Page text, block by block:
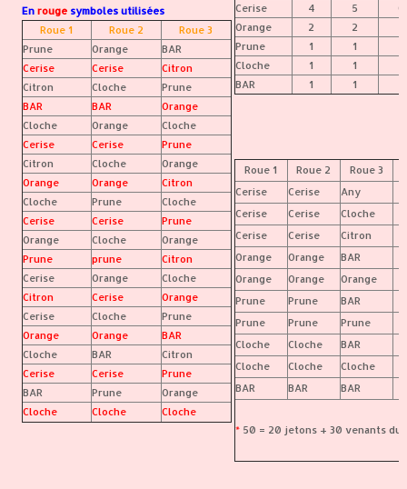
En rouge symboles utilisées
Roue 1
Roue 2
Roue 3
Prune
Orange
BAR
Cerise
Cerise
Citron
Citron
Cloche
Prune
BAR
BAR
Orange
Cloche
Orange
Cloche
Cerise
Cerise
Prune
Citron
Cloche
Orange
Orange
Orange
Citron
Cloche
Prune
Cloche
Cerise
Cerise
Prune
Orange
Cloche
Orange
Prune
prune
Citron
Cerise
Orange
Cloche
Citron
Cerise
Orange
Cerise
Cloche
Prune
Orange
Orange
BAR
Cloche
BAR
Citron
Cerise
Cerise
Prune
BAR
Prune
Orange
Cloche
Cloche Cloche
Cerise
4 5
0
Orange
2 2
Prune
1 1
Cloche
1 1
BAR
1 1
Roue 1
Roue 2
Roue 3
Cerise
Cerise Any
Cerise
Cerise Cloche
Cerise
Cerise Citron
Orange
Orange BAR
Orange
Orange Orange
Prune
Prune BAR
Prune
Prune Prune
Cloche
Cloche BAR
Cloche
Cloche Cloche
BAR
BAR BAR
* 50 = 20 jetons + 30 venants du